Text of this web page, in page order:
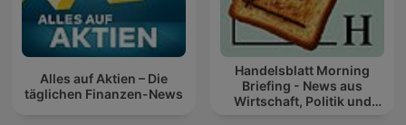
Alles auf Aktien – Die
täglichen Finanzen-News
Handelsblatt Morning
Briefing - News aus
Wirtschaft, Politik und